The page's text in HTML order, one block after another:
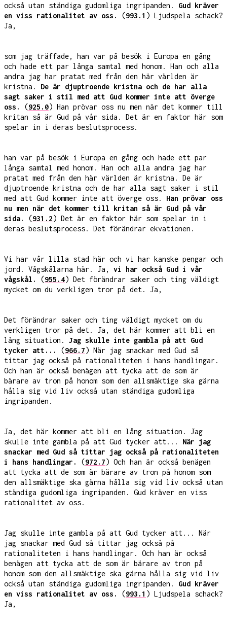
också utan ständiga gudomliga ingripanden. Gud kräver
en viss rationalitet av oss.
(993.1 ) Ljudspela schack?
Ja,
som jag träffade, han var på besök i Europa en gång
och hade ett par långa samtal med honom. Han och alla
andra jag har pratat med från den här världen är
kristna. De är djuptroende kristna och de har alla
sagt saker i stil med att Gud kommer inte att överge
oss.
(925.0) Han prövar oss nu men när det kommer till
kritan så är Gud på vår sida. Det är en faktor här som
spelar in i deras beslutsprocess.
han var på besök i Europa en gång och hade ett par
långa samtal med honom. Han och alla andra jag har
pratat med från den här världen är kristna. De är
djuptroende kristna och de har alla sagt saker i stil
med att Gud kommer inte att överge oss. Han prövar oss
nu men när det kommer till kritan så är Gud på vår
sida.
(931.2) Det är en faktor här som spelar in i
deras beslutsprocess. Det förändrar ekvationen.
Vi har vår lilla stad här och vi har kanske pengar och
jord. Vågskålarna här. Ja, vi har också Gud i vår
vågskål.
(955.4) Det förändrar saker och ting väldigt
mycket om du verkligen tror på det. Ja,
Det förändrar saker och ting väldigt mycket om du
verkligen tror på det. Ja, det här kommer att bli en
lång situation. Jag skulle inte gambla på att Gud
tycker att...
(966.7) När jag snackar med Gud så
tittar jag också på rationaliteten i hans handlingar.
Och han är också benägen att tycka att de som är
bärare av tron på honom som den allsmäktige ska gärna
hålla sig vid liv också utan ständiga gudomliga
ingripanden.
Ja, det här kommer att bli en lång situation. Jag
skulle inte gambla på att Gud tycker att... När jag
snackar med Gud så tittar jag också på rationaliteten
i hans handlingar.
(972.7) Och han är också benägen
att tycka att de som är bärare av tron på honom som
den allsmäktige ska gärna hålla sig vid liv också utan
ständiga gudomliga ingripanden. Gud kräver en viss
rationalitet av oss.
Jag skulle inte gambla på att Gud tycker att... När
jag snackar med Gud så tittar jag också på
rationaliteten i hans handlingar. Och han är också
benägen att tycka att de som är bärare av tron på
honom som den allsmäktige ska gärna hålla sig vid liv
också utan ständiga gudomliga ingripanden. Gud kräver
en viss rationalitet av oss.
(993.1 ) Ljudspela schack?
Ja,